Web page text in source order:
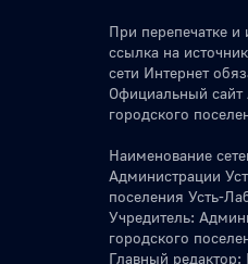
При перепечатке
ссылка на
сети Интернет
Официальный сайт
городского
Наименование
Администрации
поселения Усть-
Учредитель:
городского
Главный